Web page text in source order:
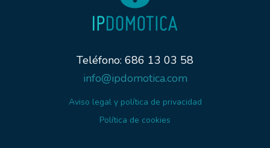
Teléfono: 686 13 03 58
info@ipdomotica.com
Aviso legal y política de privacidad
Política de cookies